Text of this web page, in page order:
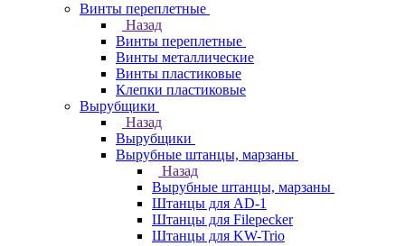
Винты переплетные
Назад
Винты переплетные
Винты металлические
Винты пластиковые
Клепки пластиковые
Вырубщики
Назад
Вырубщики
Вырубные штанцы, марзаны
Назад
Вырубные штанцы, марзаны
Штанцы для AD-1
Штанцы для Filepecker
Штанцы для KW-Trio